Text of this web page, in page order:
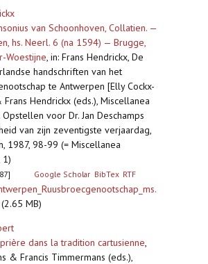
van Schoonhoven, Collatien. —
hs. Neerl. 6 (na 1594) — Brugge,
Woestijne, in: Frans Hendrickx, De
handschriften van het
te Antwerpen [Elly Cockx-
Hendrickx (eds.), Miscellanea
voor Dr. Jan Deschamps
van zijn zeventigste verjaardag,
1987, 98-99 (= Miscellanea
1)
Google Scholar BibTex RTF
MB)
dans la tradition cartusienne,
& Francis Timmermans (eds.),